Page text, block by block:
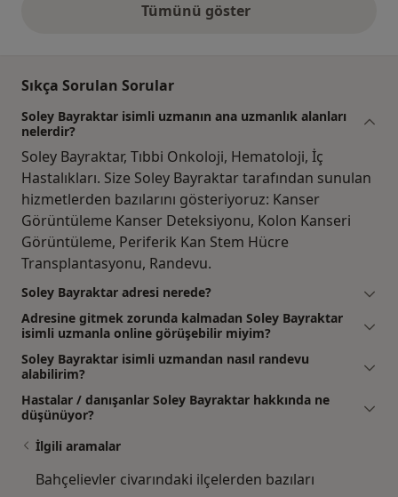
Tümünü gösteryukarıdaki görüşler
Sıkça Sorulan Sorular
Soley Bayraktar isimli uzmanın ana uzmanlık alanları
nelerdir?
Soley Bayraktar, Tıbbi Onkoloji, Hematoloji, İç
Hastalıkları. Size Soley Bayraktar tarafından sunulan
hizmetlerden bazılarını gösteriyoruz: Kanser
Görüntüleme Kanser Deteksiyonu, Kolon Kanseri
Görüntüleme, Periferik Kan Stem Hücre
Transplantasyonu, Randevu.
Soley Bayraktar adresi nerede?
Adresine gitmek zorunda kalmadan Soley Bayraktar
isimli uzmanla online görüşebilir miyim?
Soley Bayraktar isimli uzmandan nasıl randevu
alabilirim?
Hastalar / danışanlar Soley Bayraktar hakkında ne
düşünüyor?
İlgili aramalar
Bahçelievler civarındaki ilçelerden bazıları